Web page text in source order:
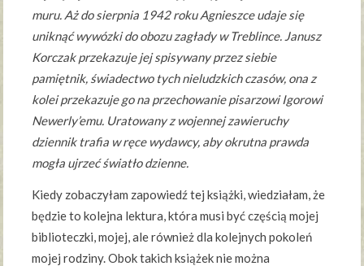
muru. Aż do sierpnia 1942 roku Agnieszce udaje się
uniknąć wywózki do obozu zagłady w Treblince. Janusz
Korczak przekazuje jej spisywany przez siebie
pamiętnik, świadectwo tych nieludzkich czasów, ona z
kolei przekazuje go na przechowanie pisarzowi Igorowi
Newerly’emu. Uratowany z wojennej zawieruchy
dziennik trafia w ręce wydawcy, aby okrutna prawda
mogła ujrzeć światło dzienne.
Kiedy zobaczyłam zapowiedź tej książki, wiedziałam, że
będzie to kolejna lektura, która musi być częścią mojej
biblioteczki, mojej, ale również dla kolejnych pokoleń
mojej rodziny. Obok takich książek nie można